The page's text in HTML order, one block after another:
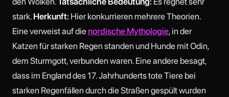
stark. Herkunft: Hier konkurrieren mehrere Theorien.
Eine verweist auf dienordische Mythologie, in der
Katzen für starken Regen standen und Hunde mit Odin,
dem Sturmgott, verbunden waren. Eine andere besagt,
dass im England des 17. Jahrhunderts tote Tiere bei
starken Regenfällen durch die Straßen gespült wurden